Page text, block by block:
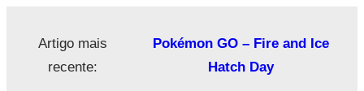
Artigo mais
recente:
Pokémon GO – Fire and Ice
Hatch Day